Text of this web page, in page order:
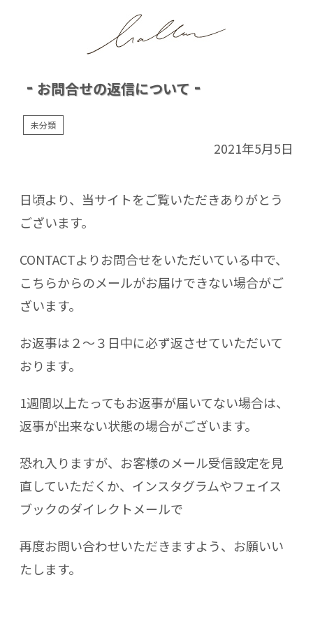
お問合せの返信について
未分類
2021年5月5日
日頃より、当サイトをご覧いただきありがとう
ございます。
CONTACTよりお問合せをいただいている中で、
こちらからのメールがお届けできない場合がご
ざいます。
お返事は２～３日中に必ず返させていただいて
おります。
1週間以上たってもお返事が届いてない場合は、
返事が出来ない状態の場合がございます。
恐れ入りますが、お客様のメール受信設定を見
直していただくか、インスタグラムやフェイス
ブックのダイレクトメールで
再度お問い合わせいただきますよう、お願いい
たします。